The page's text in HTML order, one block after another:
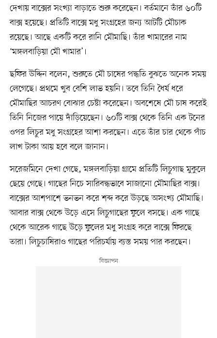
দেখায় বাক্সের সংখ্যা বাড়াতে শুরু করেছেন। বর্তমানে তাঁর ৬০টি
বাক্স হয়েছে। প্রতিটি বাক্সে মধু সংগ্রহের জন্য আটটি মৌচাক
রয়েছে। আছে একটি করে রানি মৌমাছি। তাঁর খামারের নাম
‘মঙ্গলবাড়িয়া মৌ খামার’।
ছফির উদ্দিন বলেন, শুরুতে মৌ চাষের পদ্ধতি বুঝতে অনেক সময়
লেগেছে। প্রথমে খুব বেশি লাভ হয়নি। তবে তিনি ধৈর্য ধরে
মৌমাছির আচরণ বোঝার চেষ্টা করেছেন। অবশেষে মৌ চাষ করেই
তিনি নিজের পায়ে দাঁড়িয়েছেন। ৬০টি বাক্স থেকে তিনি এক টনের
ওপর লিচুর মধু সংগ্রহের আশা করছেন। এতে তাঁর চার থেকে পাঁচ
লাখ টাকা আয় হবে বলে জানান।
সরেজমিনে দেখা গেছে, মঙ্গলবাড়িয়া গ্রামে প্রতিটি লিচুগাছ মুকুলে
ছেয়ে গেছে। গাছের নিচে সারিবদ্ধভাবে সাজানো মৌমাছির বাক্স।
বাক্সের আশপাশে ভনভন করে শব্দ করে উড়ছে অসংখ্য মৌমাছি।
আবার বাক্স থেকে উড়ে এসে লিচুগাছের ফুলে বসছে। এক গাছে
থেকে আরেক গাছে উড়ে ফুলের মধু সংগ্রহ করে বাক্সে ফিরছে
তারা। লিচুচাষিরাও গাছের পরিচর্যায় ব্যস্ত সময় পার করছেন।